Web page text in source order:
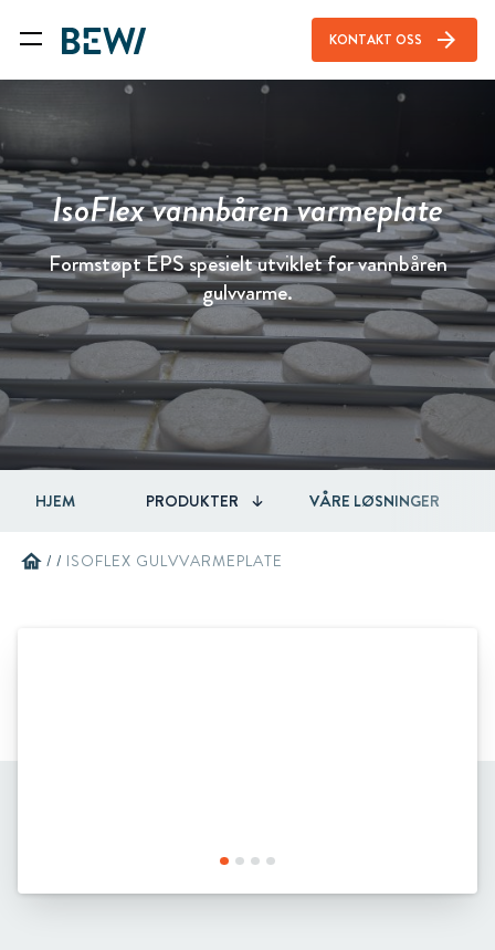
KONTAKT OSS arrow_forward
IsoFlex vannbåren varmeplate
Formstøpt EPS spesielt utviklet for vannbåren
gulvvarme.
HJEM PRODUKTER VÅRE LØSNINGER
home / / ISOFLEX GULVVARMEPLATE